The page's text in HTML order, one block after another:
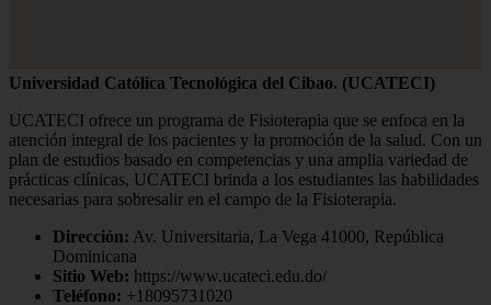
Universidad Católica Tecnológica del Cibao. (UCATECI)
UCATECI ofrece un programa de Fisioterapia que se enfoca en la
atención integral de los pacientes y la promoción de la salud. Con un
plan de estudios basado en competencias y una amplia variedad de
prácticas clínicas, UCATECI brinda a los estudiantes las habilidades
necesarias para sobresalir en el campo de la Fisioterapia.
Dirección: Av. Universitaria, La Vega 41000, República
Dominicana
Sitio Web: https://www.ucateci.edu.do/
Teléfono: +18095731020